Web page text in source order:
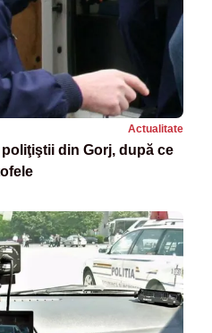
Actualitate
din Gorj, după ce